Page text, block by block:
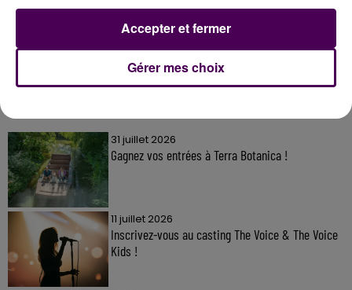
31 juillet 2026
Gagnez vos entrées à Terra Botanica !
11 juillet 2026
Inscrivez-vous au casting The Voice & The Voice
Kids !
Gérer mes choix
Accepter et fermer